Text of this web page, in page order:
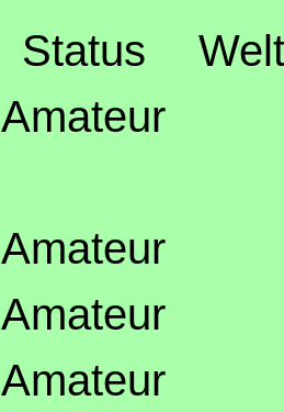
Status
Amateur
Amateur
Amateur
Amateur